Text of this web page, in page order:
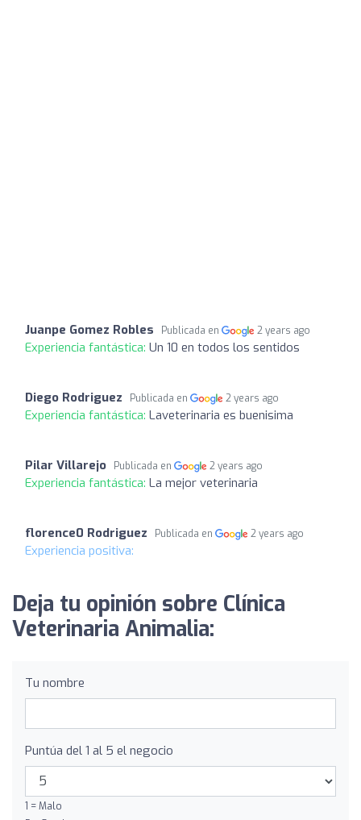
Juanpe Gomez Robles Publicada en 2 years ago
Experiencia fantástica: Un 10 en todos los sentidos
Diego Rodriguez Publicada en 2 years ago
Experiencia fantástica: Laveterinaria es buenisima
Pilar Villarejo Publicada en 2 years ago
Experiencia fantástica: La mejor veterinaria
florence0 Rodriguez Publicada en 2 years ago
Experiencia positiva:
Deja tu opinión sobre Clínica
Veterinaria Animalia:
Tu nombre
Puntúa del 1 al 5 el negocio
1 = Malo